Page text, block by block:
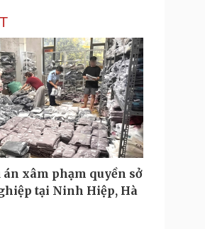
án xâm phạm quyền sở
tại Ninh Hiệp, Hà